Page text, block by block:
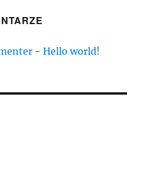
-Hello world!